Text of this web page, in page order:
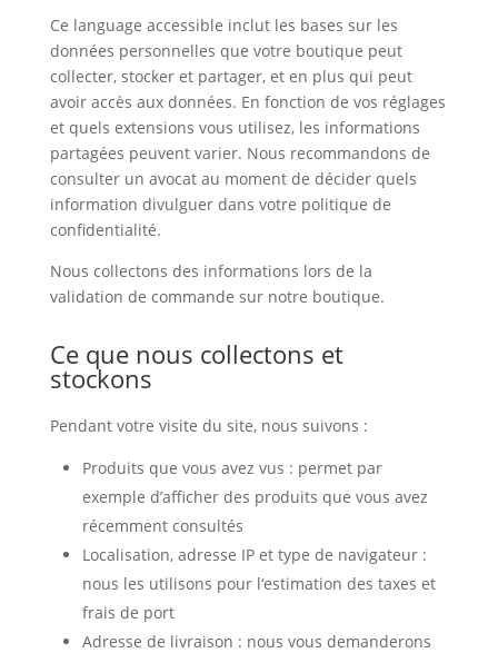
Ce language accessible inclut les bases sur les
données personnelles que votre boutique peut
collecter, stocker et partager, et en plus qui peut
avoir accès aux données. En fonction de vos réglages
et quels extensions vous utilisez, les informations
partagées peuvent varier. Nous recommandons de
consulter un avocat au moment de décider quels
information divulguer dans votre politique de
confidentialité.
Nous collectons des informations lors de la
validation de commande sur notre boutique.
Ce que nous collectons et
stockons
Pendant votre visite du site, nous suivons :
Produits que vous avez vus : permet par
exemple d’afficher des produits que vous avez
récemment consultés
Localisation, adresse IP et type de navigateur :
nous les utilisons pour l‘estimation des taxes et
frais de port
Adresse de livraison : nous vous demanderons